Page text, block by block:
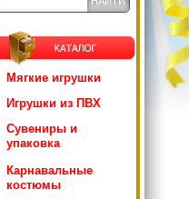
Мягкие игрушки
Игрушки из ПВХ
Сувениры и
упаковка
Карнавальные
костюмы